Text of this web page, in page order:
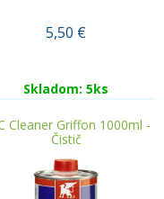
5,50 €
Skladom: 5ks
Cleaner Griffon 1000ml -
Čistič